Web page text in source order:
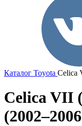
Каталог Toyota Celica
Celica VII